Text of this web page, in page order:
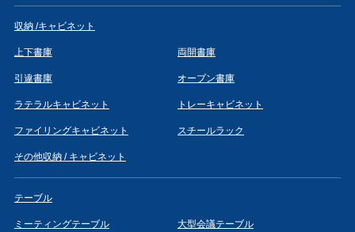
収納 /キャビネット
上下書庫 両開書庫
引違書庫 オープン書庫
ラテラルキャビネット トレーキャビネット
ファイリングキャビネット スチールラック
その他収納 / キャビネット
テーブル
ミーティングテーブル 大型会議テーブル